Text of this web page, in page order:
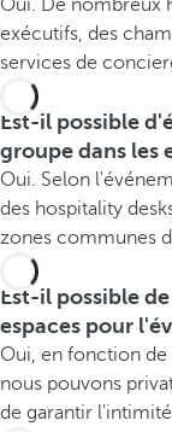
Oui. De nombreux
exécutifs, des
services de
Est-il possible
groupe dans les
Oui. Selon
des hospitality
zones communes
Est-il possible
espaces pour
Oui, en fonction de
nous pouvons
de garantir